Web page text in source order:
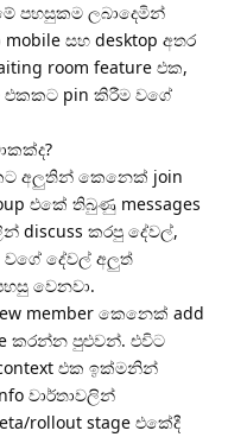
පහසුකම ලබාදෙමින්
සහ desktop අතර
room feature එක,
එකකට pin කිරීම වගේ
අලුතින් කෙනෙක් join
එකේ තිබුණු messages
discuss කරපු දේවල්,
වගේ දේවල් අලුත්
වෙනවා.
member කෙනෙක් add
කරන්න පුළුවන්. එවිට
එක ඉක්මනින්
වාර්තාවලින්
rollout stage එකේදී